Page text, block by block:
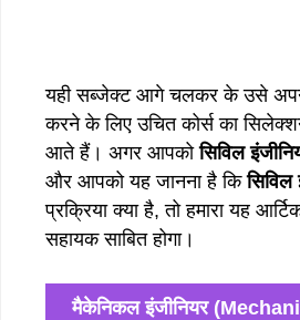
यही सब्जेक्ट आगे चलकर के उसे अपने
करने के लिए उचित कोर्स का
आते हैं। अगर आपकोसिविल
और आपको यह जानना है किसिविल
प्रक्रिया क्या है, तो हमारा यह
सहायक साबित होगा।
मैकेनिकल इंजीनियर